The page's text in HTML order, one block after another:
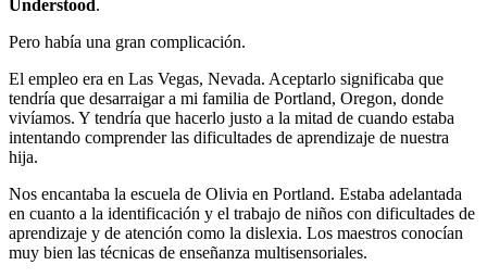
Understood.
Pero había una gran complicación.
El empleo era en Las Vegas, Nevada. Aceptarlo significaba que
tendría que desarraigar a mi familia de Portland, Oregon, donde
vivíamos. Y tendría que hacerlo justo a la mitad de cuando estaba
intentando comprender las dificultades de aprendizaje de nuestra
hija.
Nos encantaba la escuela de Olivia en Portland. Estaba adelantada
en cuanto a la identificación y el trabajo de niños con dificultades de
aprendizaje y de atención como la dislexia. Los maestros conocían
muy bien las técnicas de enseñanza multisensoriales.